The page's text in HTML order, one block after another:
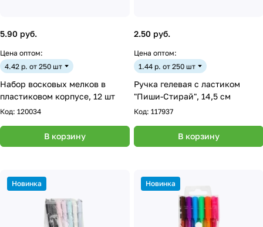
5.90 руб.
Цена оптом:
4.42 р. от 250 шт
Набор восковых мелков в
пластиковом корпусе, 12 шт
Код: 120034
В корзину
2.50 руб.
Цена оптом:
1.44 р. от 250 шт
Ручка гелевая с ластиком
"Пиши-Стирай", 14,5 см
Код: 117937
В корзину
Новинка Новинка